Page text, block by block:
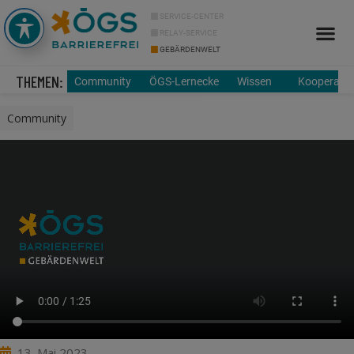
SERVICE-CENTER
RELAY-SERVICE
GEBÄRDENWELT
THEMEN: Community ÖGS-Lernecke Wissen
Community